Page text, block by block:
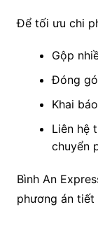
Để tối ưu chi
Gộp
Đóng
Khai
Liên hệ
chuyển
Bình An
phương án tiết